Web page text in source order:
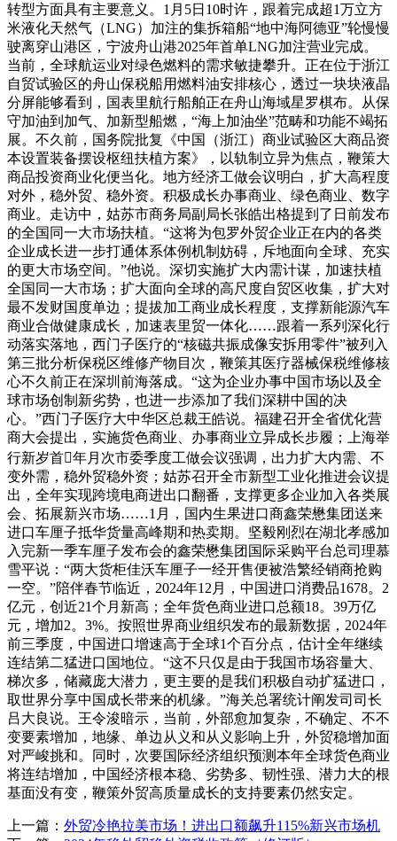
转型方面具有主要意义。1月5日10时许，跟着完成超1万立方
米液化天然气（LNG）加注的集拆箱船“地中海阿德亚”轮慢慢
驶离穿山港区，宁波舟山港2025年首单LNG加注营业完成。
当前，全球航运业对绿色燃料的需求敏捷攀升。正在位于浙江
自贸试验区的舟山保税船用燃料油安排核心，透过一块块液晶
分屏能够看到，国表里航行船舶正在舟山海域星罗棋布。从保
守加油到加气、加新型船燃，“海上加油坐”范畴和功能不竭拓
展。不久前，国务院批复《中国（浙江）商业试验区大商品资
本设置装备摆设枢纽扶植方案》，以轨制立异为焦点，鞭策大
商品投资商业化便当化。地方经济工做会议明白，扩大高程度
对外，稳外贸、稳外资。积极成长办事商业、绿色商业、数字
商业。走访中，姑苏市商务局副局长张皓出格提到了日前发布
的全国同一大市场扶植。“这将为包罗外贸企业正在内的各类
企业成长进一步打通体系体例机制妨碍，斥地面向全球、充实
的更大市场空间。”他说。深切实施扩大内需计谋，加速扶植
全国同一大市场；扩大面向全球的高尺度自贸区收集，扩大对
最不发财国度单边；提拔加工商业成长程度，支撑新能源汽车
商业合做健康成长，加速表里贸一体化……跟着一系列深化行
动落实落地，西门子医疗的“核磁共振成像安拆用零件”被列入
第三批分析保税区维修产物目次，鞭策其医疗器械保税维修核
心不久前正在深圳前海落成。“这为企业办事中国市场以及全
球市场创制新劣势，也进一步添加了我们深耕中国的决
心。”西门子医疗大中华区总裁王皓说。福建召开全省优化营
商大会提出，实施货色商业、办事商业立异成长步履；上海举
行新岁首年月次市委季度工做会议强调，出力扩大内需、不
变外需，稳外贸稳外资；姑苏召开全市新型工业化推进会议提
出，全年实现跨境电商进出口翻番，支撑更多企业加入各类展
会、拓展新兴市场……1月，国内生果进口商鑫荣懋集团送来
进口车厘子抵华货量高峰期和热卖期。坚毅刚烈在湖北孝感加
入完新一季车厘子发布会的鑫荣懋集团国际采购平台总司理慕
雪平说：“两大货柜佳沃车厘子一经开售便被浩繁经销商抢购
一空。”陪伴春节临近，2024年12月，中国进口消费品1678。2
亿元，创近21个月新高；全年货色商业进口总额18。39万亿
元，增加2。3%。按照世界商业组织发布的最新数据，2024年
前三季度，中国进口增速高于全球1个百分点，估计全年继续
连结第二猛进口国地位。“这不只仅是由于我国市场容量大、
梯次多，储藏庞大潜力，更主要的是我们积极自动扩猛进口，
取世界分享中国成长带来的机缘。”海关总署统计阐发司司长
吕大良说。王令浚暗示，当前，外部愈加复杂，不确定、不不
变要素增加，地缘、单边从义和从义影响上升，外贸稳增加面
对严峻挑和。同时，次要国际经济组织预测本年全球货色商业
将连结增加，中国经济根本稳、劣势多、韧性强、潜力大的根
基面没有变，鞭策外贸高质量成长的支持要素仍然安定。
上一篇： 外贸冷艳拉美市场！进出口额飙升115%新兴市场机